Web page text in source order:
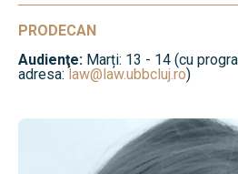
PRODECAN
Audienţe: Marți: 13 - 14 (cu
adresa:law@law.ubbcluj.ro)